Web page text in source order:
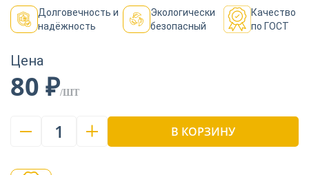
Инструменты
дерева
Строительство
Долговечность и
надёжность
Экологически
безопасный
Качество
по ГОСТ
Цена
80 ₽/ШТ
1 В КОРЗИНУ